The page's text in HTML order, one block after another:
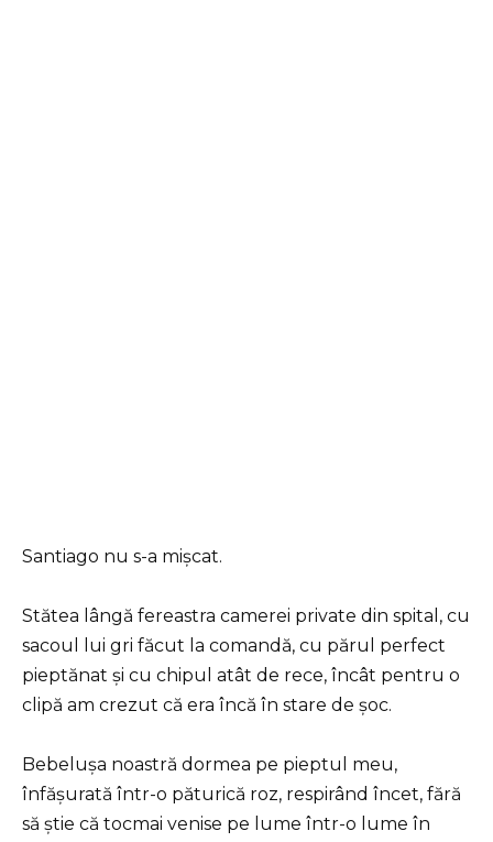
Santiago nu s-a mișcat.
Stătea lângă fereastra camerei private din spital, cu
sacoul lui gri făcut la comandă, cu părul perfect
pieptănat și cu chipul atât de rece, încât pentru o
clipă am crezut că era încă în stare de șoc.
Bebelușa noastră dormea pe pieptul meu,
înfășurată într-o păturică roz, respirând încet, fără
să știe că tocmai venise pe lume într-o lume în